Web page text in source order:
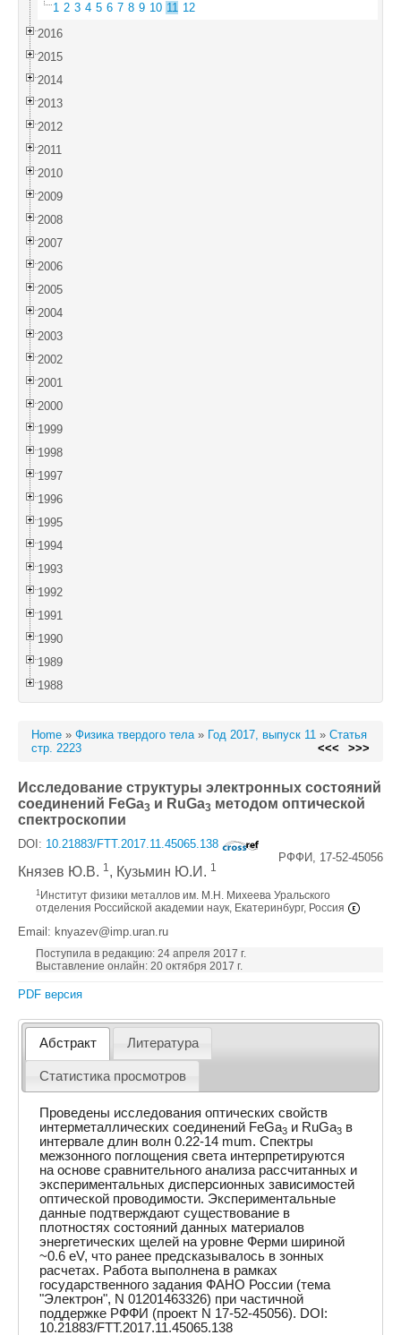
1 2 3 4 5 6 7 8 9 10 11 12
2016
2015
2014
2013
2012
2011
2010
2009
2008
2007
2006
2005
2004
2003
2002
2001
2000
1999
1998
1997
1996
1995
1994
1993
1992
1991
1990
1989
1988
Home » Физика твердого тела» Год 2017, выпуск 11 » Статья
стр. 2223
<<< >>>
Исследование структуры электронных состояний
соединений FeGa3 и RuGa3 методом оптической
спектроскопии
DOI: 10.21883/FTT.2017.11.45065.138
РФФИ, 17-52-45056
Князев Ю.В. 1, Кузьмин Ю.И. 1
1 Институт физики металлов им. М.Н. Михеева Уральского
отделения Российской академии наук, Екатеринбург, Россия
Email: knyazev@imp.uran.ru
Поступила в редакцию: 24 апреля 2017 г.
Выставление онлайн: 20 октября 2017 г.
PDF версия
Абстракт Литература
Статистика просмотров
Проведены исследования оптических свойств
интерметаллических соединений FeGa3 и RuGa3 в
интервале длин волн 0.22-14 mum. Спектры
межзонного поглощения света интерпретируются
на основе сравнительного анализа рассчитанных и
экспериментальных дисперсионных зависимостей
оптической проводимости. Экспериментальные
данные подтверждают существование в
плотностях состояний данных материалов
энергетических щелей на уровне Ферми шириной
~0.6 eV, что ранее предсказывалось в зонных
расчетах. Работа выполнена в рамках
государственного задания ФАНО России (тема
"Электрон", N 01201463326) при частичной
поддержке РФФИ (проект N 17-52-45056). DOI:
10.21883/FTT.2017.11.45065.138